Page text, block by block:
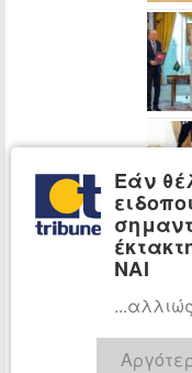
Εάν
ΝΑΙ